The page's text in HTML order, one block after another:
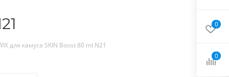
для камуса SKIN Boost 80 ml N21
0
0